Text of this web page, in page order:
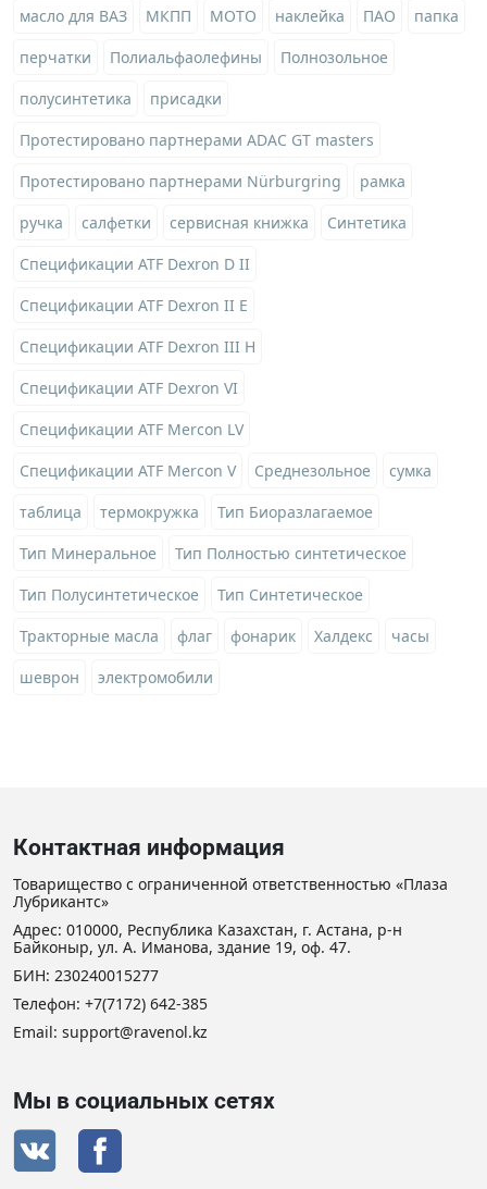
масло для ВАЗ
МКПП МОТО наклейка ПАО
папка
перчатки
Полиальфаолефины
Полнозольное
полусинтетика
присадки
Протестировано партнерами ADAC GT masters
Протестировано партнерами Nürburgring
рамка
ручка
салфетки сервисная книжка
Синтетика
Спецификации ATF Dexron D II
Спецификации ATF Dexron II E
Спецификации ATF Dexron III H
Спецификации ATF Dexron VI
Спецификации ATF Mercon LV
Спецификации ATF Mercon V
Среднезольное
сумка
таблица
термокружка
Тип Биоразлагаемое
Тип Минеральное
Тип Полностью синтетическое
Тип Полусинтетическое
Тип Синтетическое
Тракторные масла
флаг фонарик Халдекс
часы
шеврон
электромобили
Контактная информация
Товарищество с ограниченной ответственностью «Плаза
Лубрикантс»
Адрес: 010000, Республика Казахстан, г. Астана, р-н
Байконыр, ул. А. Иманова, здание 19, оф. 47.
БИН: 230240015277
Телефон: +7(7172) 642-385
Email: support@ravenol.kz
Мы в социальных сетях